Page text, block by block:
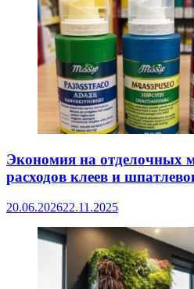
Экономия на отделочных
расходов клеев и
20.06.202622.11.2025